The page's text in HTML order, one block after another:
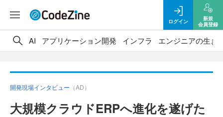
ログイン
新規
会員登録
AI アプリケーション開発 インフラ エンジニアの生き
開発現場インタビュー （AD）
大規模クラウドERPへ進化を遂げた